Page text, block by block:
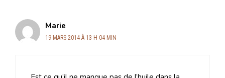
Marie
19 MARS 2014 À 13 H 04 MIN